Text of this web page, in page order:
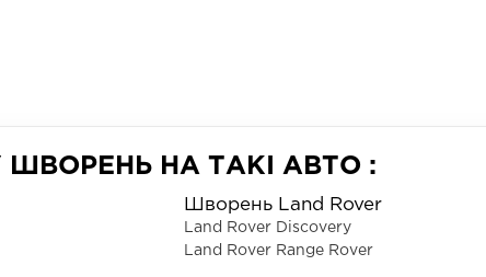
НА ТАКІ АВТО :
Шворень Land Rover
Land Rover Discovery
Land Rover Range Rover